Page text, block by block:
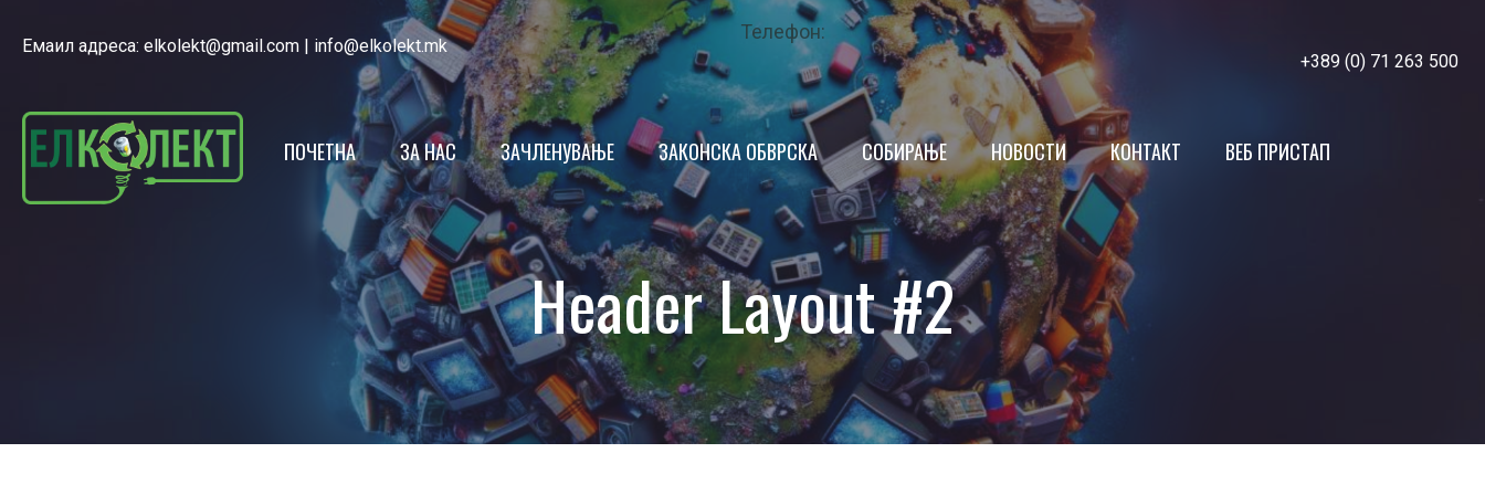
Емаил адреса: elkolekt@gmail.com | info@elkolekt.mk
Телефон:
+389 (0) 71 263 500
ПОЧЕТНА ЗА НАС
ЕЛКОЛЕКТ
ЛИЦЕНЦА
НАШИОТ ТИМ
ЕКО КАЛЕНДАР
ПОЛИТИКА ЗА КВАЛИТЕТ
ЗАЧЛЕНУВАЊЕ ЗАКОНСКА ОБВРСКА
ПРОИЗВОДИТЕЛ
ТРГОВЕЦ
КРАЕН КОРИСНИК
ОПШТИНА
ЗАКОНОДАВСТВО
СОБИРАЊЕ НОВОСТИ КОНТАКТ ВЕБ ПРИСТАП
Header Layout #2